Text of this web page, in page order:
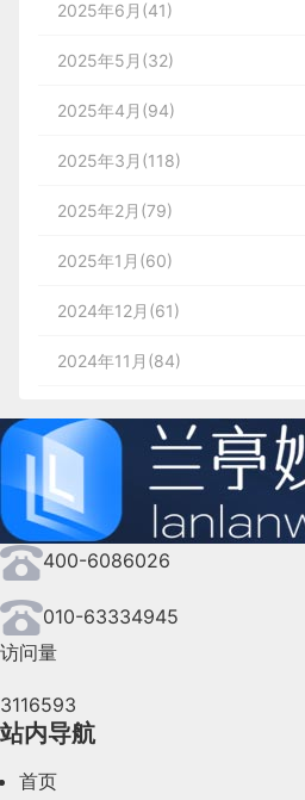
2025年6月(41)
2025年5月(32)
2025年4月(94)
2025年3月(118)
2025年2月(79)
2025年1月(60)
2024年12月(61)
2024年11月(84)
2024年9月(144)
2024年8月(164)
2024年7月(107)
2024年6月(63)
2024年4月(44)
400-6086026
010-63334945
访问量
3116593
站内导航
首页